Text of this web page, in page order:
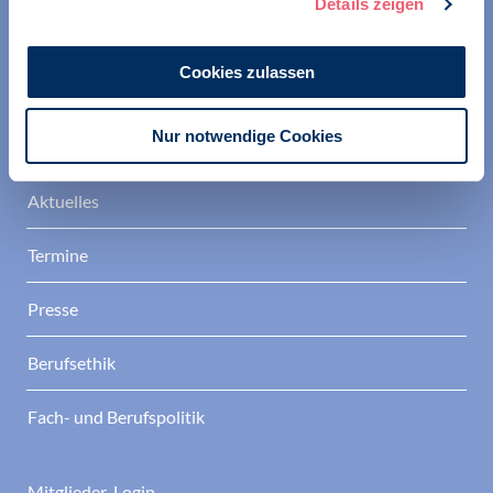
Details zeigen
Cookies zulassen
Nur notwendige Cookies
Berufsverband Deutscher Psychologinnen und
Aktuelles
Termine
Presse
Berufsethik
Fach- und Berufspolitik